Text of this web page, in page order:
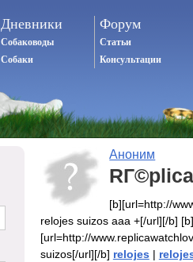
Дневники
Собаководы
Собаки
Форум
Статьи
Консультации
Аноним
[b][url=http://
relojes suizos aaa +[/url][/b] [b]
[url=http://
suizos[/url][/b] relojes |